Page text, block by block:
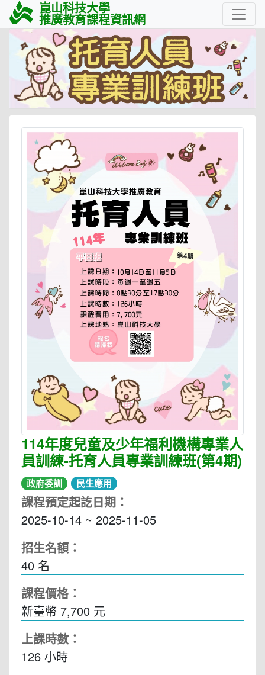
崑山科技大學
推廣教育課程資訊網
114年度兒童及少年福利機構專業人
員訓練-托育人員專業訓練班(第4期)
政府委訓 民生應用
課程預定起訖日期：
2025-10-14 ~ 2025-11-05
招生名額：
40 名
課程價格：
新臺幣 7,700 元
上課時數：
126 小時